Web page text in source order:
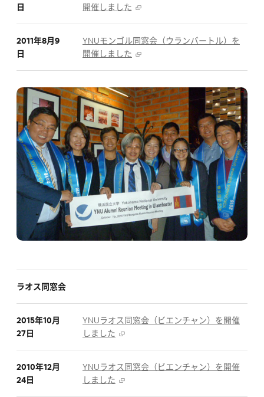
日 開催しました
2011年8月9
日
YNUモンゴル同窓会（ウランバートル）を
開催しました
ラオス同窓会
2015年10月
27日
YNUラオス同窓会（ビエンチャン）を開催
しました
2010年12月
24日
YNUラオス同窓会（ビエンチャン）を開催
しました